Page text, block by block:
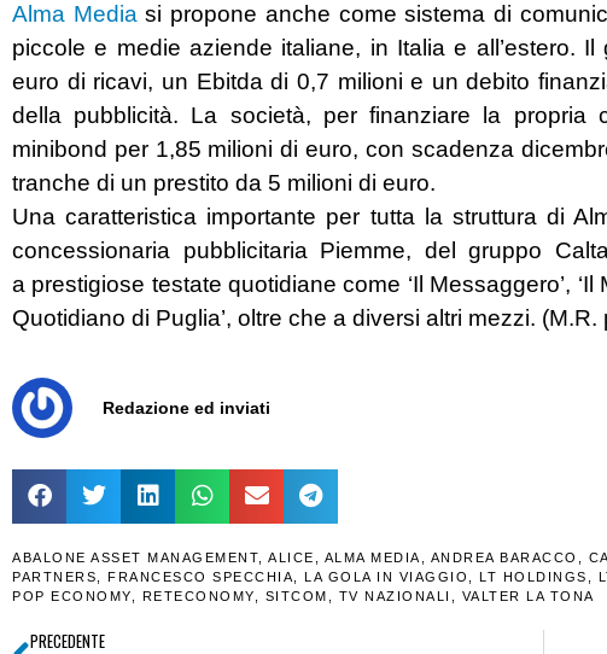
Alma Media si propone anche come sistema di
piccole e medie aziende italiane, in Italia e all’estero.
euro di ricavi, un Ebitda di 0,7 milioni e un debito
della pubblicità. La società, per finanziare la propria
minibond per 1,85 milioni di euro, con scadenza
tranche di un prestito da 5 milioni di euro.
Una caratteristica importante per tutta la struttura di
concessionaria pubblicitaria Piemme, del gruppo
a prestigiose testate quotidiane come ‘Il Messaggero’, ‘Il
Quotidiano di Puglia’, oltre che a diversi altri mezzi. (M.R.
Redazione ed inviati
ABALONE ASSET MANAGEMENT ALICE ALMA MEDIA ANDREA BARACCO
PARTNERS
FRANCESCO SPECCHIA LA GOLA IN VIAGGIO LT HOLDINGS
POP ECONOMY
RETECONOMY SITCOM TV NAZIONALI VALTER LA TONA
PRECEDENTE